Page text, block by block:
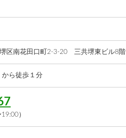
区南花田口町2-3-20 三共堺東ビル8階
から徒歩１分
）